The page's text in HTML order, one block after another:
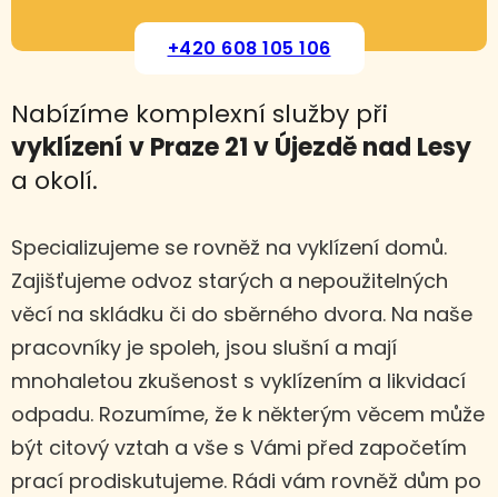
+420 608 105 106
Nabízíme komplexní služby při
vyklízení v Praze 21 v Újezdě nad Lesy
a okolí.
Specializujeme se rovněž na vyklízení domů.
Zajišťujeme odvoz starých a nepoužitelných
věcí na skládku či do sběrného dvora. Na naše
pracovníky je spoleh, jsou slušní a mají
mnohaletou zkušenost s vyklízením a likvidací
odpadu. Rozumíme, že k některým věcem může
být citový vztah a vše s Vámi před započetím
prací prodiskutujeme. Rádi vám rovněž dům po